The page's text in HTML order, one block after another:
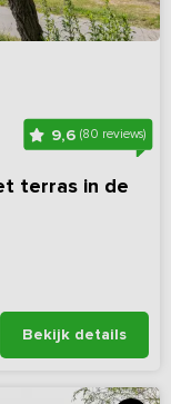
9,6 (80 reviews)
terras in de
Bekijk details